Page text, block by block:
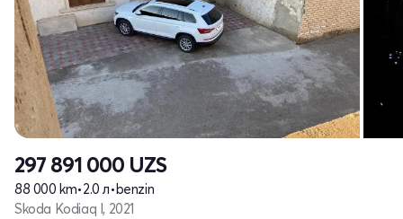
297 891 000 UZS
88 000 km•2.0 л• benzin
Skoda Kodiaq I, 2021